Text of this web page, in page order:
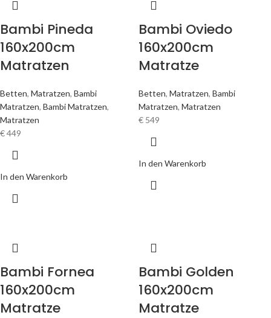
Bambi Pineda
160x200cm
Matratzen
Betten, Matratzen, Bambi
Matratzen, Bambi Matratzen,
Matratzen
€449
In den Warenkorb
Bambi Oviedo
160x200cm
Matratze
Betten, Matratzen, Bambi
Matratzen, Matratzen
€ 549
In den Warenkorb
Bambi Fornea
160x200cm
Matratze
Bambi Golden
160x200cm
Matratze